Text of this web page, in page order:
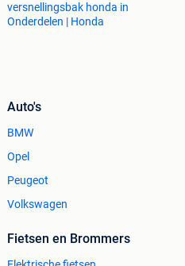
versnellingsbak honda in
Onderdelen | Honda
Auto's
BMW
Opel
Peugeot
Volkswagen
Fietsen en Brommers